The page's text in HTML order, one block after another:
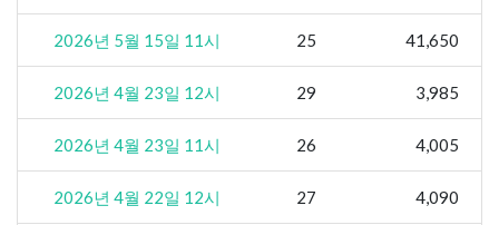
2026년 5월 15일 11시 25 41,650
2026년 4월 23일 12시 29 3,985
2026년 4월 23일 11시 26 4,005
2026년 4월 22일 12시 27 4,090